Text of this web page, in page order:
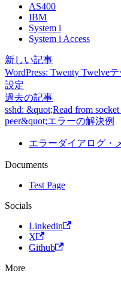
AS400
IBM
System i
System i Access
新しい記事
WordPress: Twenty Twelve
設定
過去の記事
sshd: &quot;Read from
peer&quot;エラーの解決例
エラーダイアログ・
Documents
Test Page
Socials
Linkedin
X
Github
More